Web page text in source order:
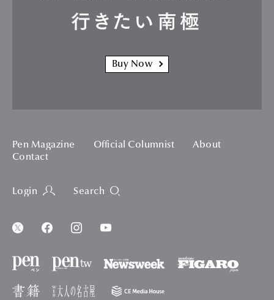
行きたい南極
Buy Now
Pen Magazine Official Columnist
About
Contact
Login Search